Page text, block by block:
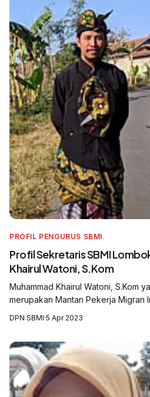
PROFIL PENGURUS SBMI
Profil Sekretaris SBMI
Khairul Watoni, S.Kom
Muhammad Khairul Watoni, S.Kom
merupakan Mantan Pekerja Migran
Migran Indonesia (DPC SBM...
DPN SBMI·5 Apr 2023